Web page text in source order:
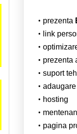
prezenta
link
prezenta
suport
hosting
pagina